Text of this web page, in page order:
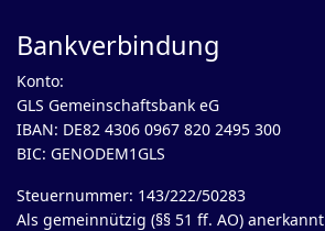
Bankverbindung
Konto:
GLS Gemeinschaftsbank eG
IBAN: DE82 4306 0967 820 2495 300
BIC: GENODEM1GLS
Steuernummer: 143/222/50283
Als gemeinnützig (§§ 51 ff. AO) anerkannt